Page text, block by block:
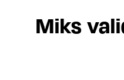
Miks